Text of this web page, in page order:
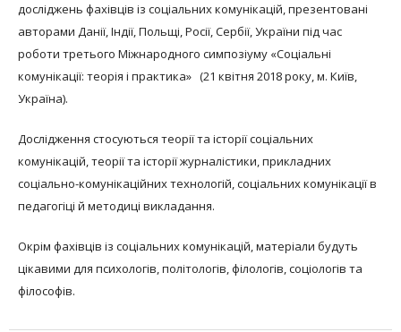
досліджень фахівців із соціальних комунікацій, презентовані
авторами Данії, Індії, Польщі, Росії, Сербії, України під час
роботи третього Міжнародного симпозіуму «Соціальні
комунікації: теорія і практика» (21 квітня 2018 року, м. Київ,
Україна).
Дослідження стосуються теорії та історії соціальних
комунікацій, теорії та історії журналістики, прикладних
соціально-комунікаційних технологій, соціальних комунікації в
педагогіці й методиці викладання.
Окрім фахівців із соціальних комунікацій, матеріали будуть
цікавими для психологів, політологів, філологів, соціологів та
філософів.